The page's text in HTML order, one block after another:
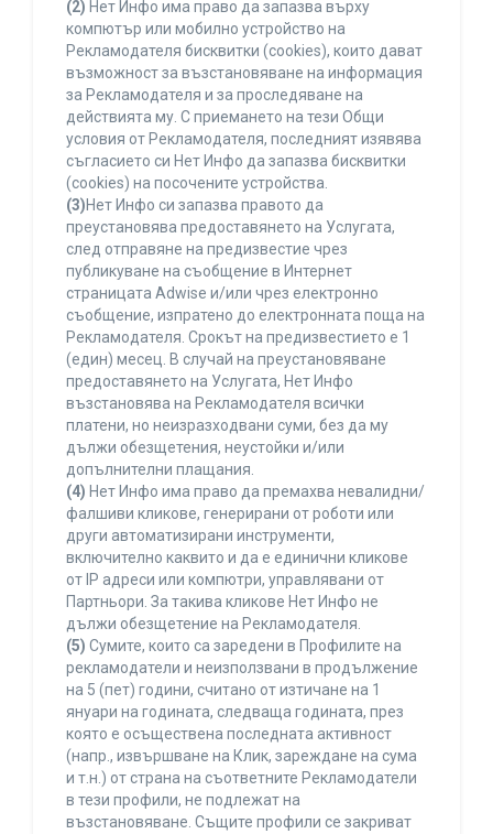
(2) Нет Инфо има право да запазва върху
компютър или мобилно устройство на
Рекламодателя бисквитки (cookies), които дават
възможност за възстановяване на информация
за Рекламодателя и за проследяване на
действията му. С приемането на тези Общи
условия от Рекламодателя, последният изявява
съгласието си Нет Инфо да запазва бисквитки
(cookies) на посочените устройства.
(3)Нет Инфо си запазва правото да
преустановява предоставянето на Услугата,
след отправяне на предизвестие чрез
публикуване на съобщение в Интернет
страницата Adwise и/или чрез електронно
съобщение, изпратено до електронната поща на
Рекламодателя. Срокът на предизвестието е 1
(един) месец. В случай на преустановяване
предоставянето на Услугата, Нет Инфо
възстановява на Рекламодателя всички
платени, но неизразходвани суми, без да му
дължи обезщетения, неустойки и/или
допълнителни плащания.
(4) Нет Инфо има право да премахва невалидни/
фалшиви кликове, генерирани от роботи или
други автоматизирани инструменти,
включително каквито и да е единични кликове
от IP адреси или компютри, управлявани от
Партньори. За такива кликове Нет Инфо не
дължи обезщетение на Рекламодателя.
(5) Сумите, които са заредени в Профилите на
рекламодатели и неизползвани в продължение
на 5 (пет) години, считано от изтичане на 1
януари на годината, следваща годината, през
която е осъществена последната активност
(напр., извършване на Клик, зареждане на сума
и т.н.) от страна на съответните Рекламодатели
в тези профили, не подлежат на
възстановяване. Същите профили се закриват